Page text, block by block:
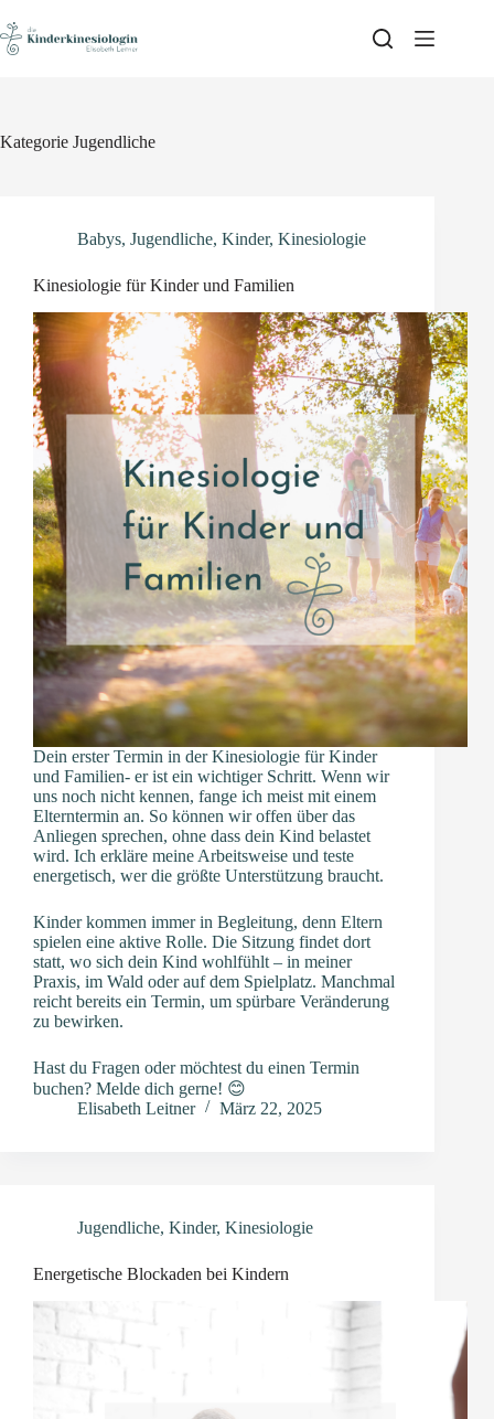
to
content
Kategorie Jugendliche
Babys, Jugendliche, Kinder, Kinesiologie
Kinesiologie für Kinder und Familien
Dein erster Termin in der Kinesiologie für Kinder
und Familien- er ist ein wichtiger Schritt. Wenn wir
uns noch nicht kennen, fange ich meist mit einem
Elterntermin an. So können wir offen über das
Anliegen sprechen, ohne dass dein Kind belastet
wird. Ich erkläre meine Arbeitsweise und teste
energetisch, wer die größte Unterstützung braucht.
Kinder kommen immer in Begleitung, denn Eltern
spielen eine aktive Rolle. Die Sitzung findet dort
statt, wo sich dein Kind wohlfühlt – in meiner
Praxis, im Wald oder auf dem Spielplatz. Manchmal
reicht bereits ein Termin, um spürbare Veränderung
zu bewirken.
Hast du Fragen oder möchtest du einen Termin
buchen? Melde dich gerne! 😊
Elisabeth Leitner
März 22, 2025
Jugendliche, Kinder, Kinesiologie
Energetische Blockaden bei Kindern